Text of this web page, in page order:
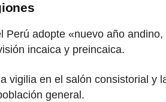
adopte «nuevo año
incaica y preincaica.
vigilia en el salón consistorial y
general.